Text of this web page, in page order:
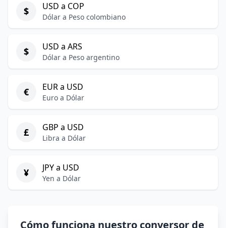
$ USD a COP
Dólar a Peso colombiano
$ USD a ARS
Dólar a Peso argentino
€ EUR a USD
Euro a Dólar
£ GBP a USD
Libra a Dólar
¥ JPY a USD
Yen a Dólar
Cómo funciona nuestro conversor de